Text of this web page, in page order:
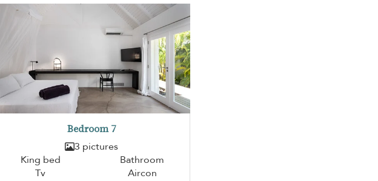
Bedroom 7
3 pictures
King bed
Bathroom
Tv
Aircon